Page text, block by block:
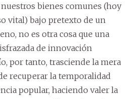
nuestros bienes comunes (hoy
vital) bajo pretexto de un
no es otra cosa que una
de innovación
por tanto, trasciende la mera
recuperar la temporalidad
popular, haciendo valer la